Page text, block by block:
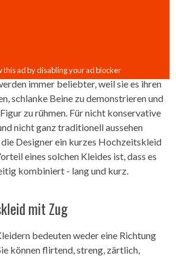
immer beliebter, weil sie es ihren
schlanke Beine zu demonstrieren und
zu rühmen. Für nicht konservative
nicht ganz traditionell aussehen
Designer ein kurzes Hochzeitskleid
eines solchen Kleides ist, dass es
kombiniert - lang und kurz.
mit Zug
bedeuten weder eine Richtung
können flirtend, streng, zärtlich,